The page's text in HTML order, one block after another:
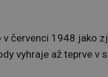
červenci 1948 jako
vyhraje až teprve v